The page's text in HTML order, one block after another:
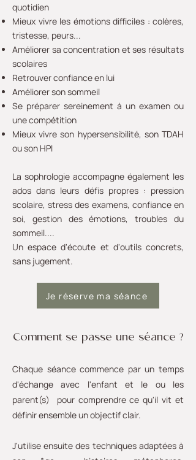
quotidien
Mieux vivre les émotions difficiles : colères,
tristesse, peurs...
Améliorer sa concentration et ses résultats
scolaires
Retrouver confiance en lui
Améliorer son sommeil
Se préparer sereinement à un examen ou
une compétition
Mieux vivre son hypersensibilité, son TDAH
ou son HPI
La sophrologie accompagne également les
ados dans leurs défis propres : pression
scolaire, stress des examens, confiance en
soi, gestion des émotions, troubles du
sommeil....
Un espace d'écoute et d'outils concrets,
sans jugement.
Je réserve ma séance
Comment se passe une séance ?
Chaque séance commence par un temps
d'échange avec l'enfant et le ou les
parent(s) pour comprendre ce qu'il vit et
définir ensemble un objectif clair.
J'utilise ensuite des techniques adaptées à